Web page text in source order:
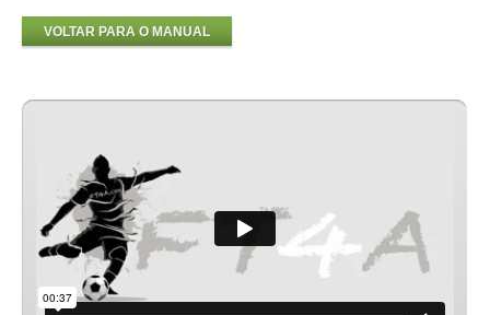
VOLTAR PARA O MANUAL